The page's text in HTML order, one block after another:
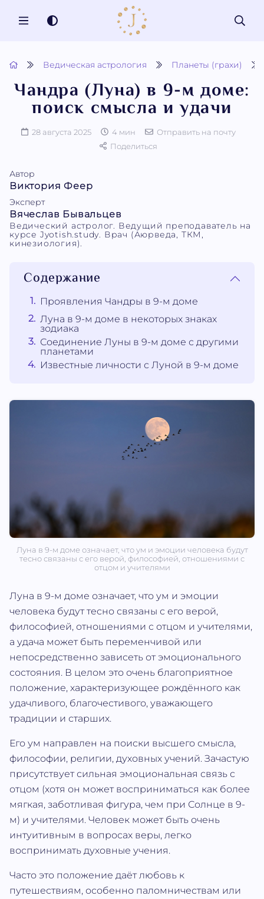
MENU
Ведическая астрология Планеты (грахи)
Чандра (Луна) в 9-м доме:
поиск смысла и удачи
28 августа 2025 4 мин
Отправить на почту
Поделиться
Автор
Виктория Феер
Эксперт
Вячеслав Бывальцев
Ведический астролог. Ведущий преподаватель на
курсе Jyotish.study. Врач (Аюрведа, ТКМ,
кинезиология).
Содержание
Проявления Чандры в 9-м доме
Луна в 9-м доме в некоторых знаках
зодиака
Соединение Луны в 9-м доме с другими
планетами
Известные личности с Луной в 9-м доме
Луна в 9-м доме означает, что ум и эмоции человека будут
тесно связаны с его верой, философией, отношениями с
отцом и учителями
Луна в 9-м доме означает, что ум и эмоции
человека будут тесно связаны с его верой,
философией, отношениями с отцом и учителями,
а удача может быть переменчивой или
непосредственно зависеть от эмоционального
состояния. В целом это очень благоприятное
положение, характеризующее рождённого как
удачливого, благочестивого, уважающего
традиции и старших.
Его ум направлен на поиски высшего смысла,
философии, религии, духовных учений. Зачастую
присутствует сильная эмоциональная связь с
отцом (хотя он может восприниматься как более
мягкая, заботливая фигура, чем при Солнце в 9-
м) и учителями. Человек может быть очень
интуитивным в вопросах веры, легко
воспринимать духовные учения.
Часто это положение даёт любовь к
путешествиям, особенно паломничествам или